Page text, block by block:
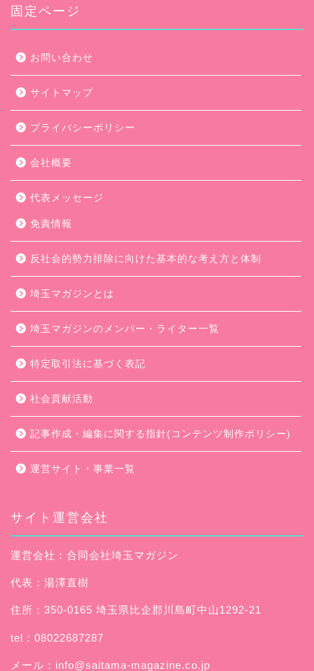
ブ
固定ページ
お問い合わせ
サイトマップ
プライバシーポリシー
会社概要
代表メッセージ
免責情報
反社会的勢力排除に向けた基本的な考え方と体制
埼玉マガジンとは
埼玉マガジンのメンバー・ライター一覧
特定取引法に基づく表記
社会貢献活動
記事作成・編集に関する指針(コンテンツ制作ポリシー)
運営サイト・事業一覧
サイト運営会社
運営会社：合同会社埼玉マガジン
代表：湯澤直樹
住所：350-0165 埼玉県比企郡川島町中山1292-21
tel：08022687287
メール： info@saitama-magazine.co.jp